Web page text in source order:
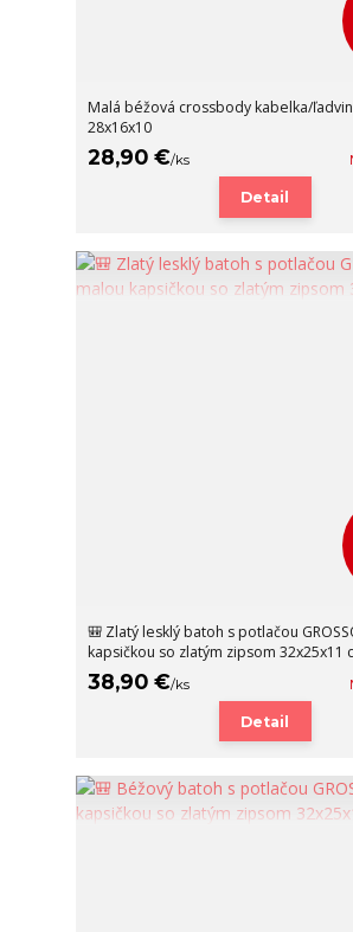
Malá béžová crossbody kabelka/
28x16x10
28,90 €/ks
Detail
🎒 Zlatý lesklý batoh s potlačou
kapsičkou so zlatým zipsom 32x25x11
38,90 €/ks
Detail